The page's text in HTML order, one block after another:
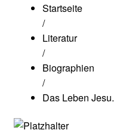
Startseite
/
Literatur
/
Biographien
/
Das Leben Jesu.